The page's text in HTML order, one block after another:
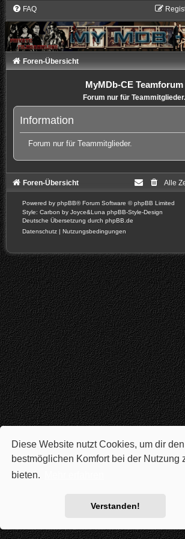
Diese Website nutzt Cookies, um dir den
bestmöglichen Komfort bei der Nutzung
bieten.
Verstanden!
FAQ
Foren-Übersicht
MyMDb-CE Teamforum
Forum nur für Teammitglieder.
Information
Forum nur für Teammitglieder.
Foren-Übersicht Alle
Powered by phpBB® Forum Software © phpBB Limited
Style: Carbon by Joyce&Luna phpBB-Style-Design
Deutsche Übersetzung durch phpBB.de
Datenschutz | Nutzungsbedingungen